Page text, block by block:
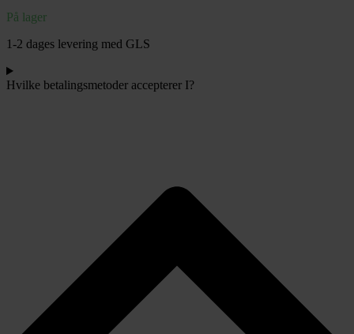
–
antal
På lager
1-2 dages levering med GLS
Hvilke betalingsmetoder accepterer I?